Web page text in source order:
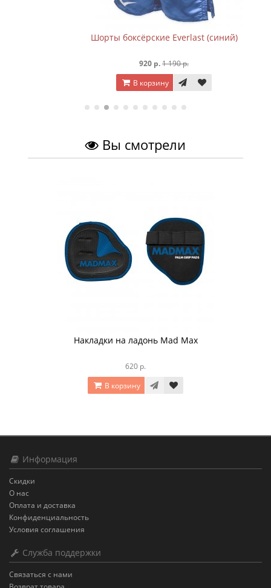
Шорты боксёрские Everlast (синий)
1 190 р.
В корзину
Вы смотрели
Накладки на ладонь Mad Max
620 р.
В корзину
Информация
Скидки
О нас
Оплата и доставка
Конфиденциальность
Условия соглашения
Служба поддержки
Связаться с нами